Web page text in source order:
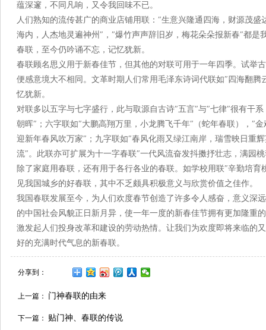
蕴深邃，不同凡响，又令我回味不已。
人们熟知的流传甚广的商业店铺用联：″生意兴隆通四海，财源茂
海内，人杰地灵遍神州″，″爆竹声声辞旧岁，梅花朵朵报新春″都
春联，至今仍吟诵不忘，记忆犹新。
春联顾名思义用于新春佳节，但其他的对联可用于一年四季。试举
便感意境大不相同。文革时期人们常用毛泽东诗词代联如″四海翻
忆犹新。
对联多以五字与七字盛行，此与取源自古诗″五言″与″七律″很有干
朝晖″；六字联如″大鹏高翔万里，小龙腾飞千年″（蛇年春联），″
迎新年春风吹万家″；九字联如″春风化雨又绿江南岸，瑞雪映日重
流″。此联亦可扩展为十一字春联″一代风流奋发抖擞抒壮志，满园
除了家庭用春联，还有用于各行各业的春联。如学校用联″辛勤培
见我国城乡的好春联，其中不乏颇具积极意义与欣赏价值之佳作。
我国春联发展至今，为人们欢度春节创造了许多令人感奋，意义深
的中国社会风貌正日新月异，使一年一度的新春佳节拥有更加隆重
激发起人们投身改革和建设的劳动热情。让我们为欢度即将来临的
好的充满时代气息的新春联。
分享到：
上一篇： 门神春联的由来
下一篇： 贴门神、春联的传说